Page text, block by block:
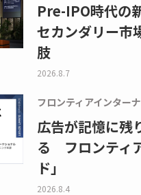
Pre-IPO時代の
セカンダリー市
肢
2026.8.7
フロンティアインター
広告が記憶に残
る フロンティ
ド」
2026.8.4